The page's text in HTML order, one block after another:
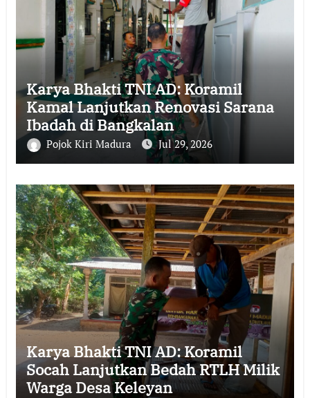
Karya Bhakti TNI AD: Koramil
Kamal Lanjutkan Renovasi Sarana
Ibadah di Bangkalan
Pojok Kiri Madura Jul 29, 2026
Karya Bhakti TNI AD: Koramil
Socah Lanjutkan Bedah RTLH Milik
Warga Desa Keleyan